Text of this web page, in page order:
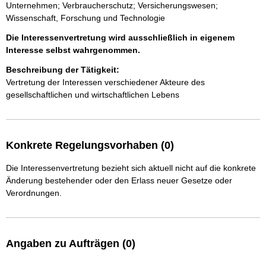
Unternehmen; Verbraucherschutz; Versicherungswesen;
Wissenschaft, Forschung und Technologie
Die Interessenvertretung wird ausschließlich in eigenem
Interesse selbst wahrgenommen.
Beschreibung der Tätigkeit:
Vertretung der Interessen verschiedener Akteure des
gesellschaftlichen und wirtschaftlichen Lebens
Konkrete Regelungsvorhaben (0)
Die Interessenvertretung bezieht sich aktuell nicht auf die konkrete
Änderung bestehender oder den Erlass neuer Gesetze oder
Verordnungen.
Angaben zu Aufträgen (0)